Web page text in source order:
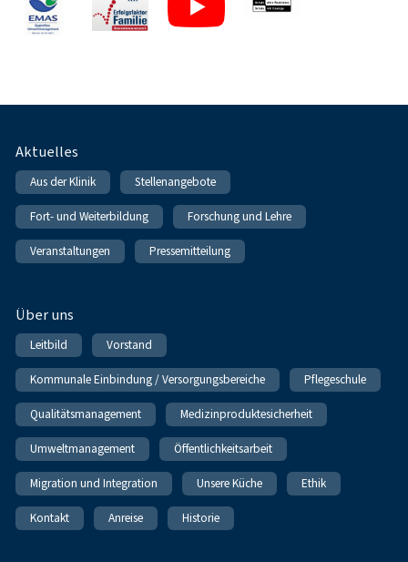
Fußnavigation
Aktuelles
Aus der Klinik Stellenangebote
Fort- und Weiterbildung Forschung und Lehre
Veranstaltungen Pressemitteilung
Über uns
Leitbild Vorstand
Kommunale Einbindung / Versorgungsbereiche Pflegeschule
Qualitätsmanagement Medizinproduktesicherheit
Umweltmanagement Öffentlichkeitsarbeit
Migration und Integration Unsere Küche Ethik
Kontakt Anreise Historie